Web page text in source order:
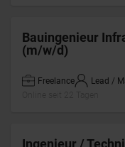
Bauingenieur
(m/w/d)
Freelance Lead /